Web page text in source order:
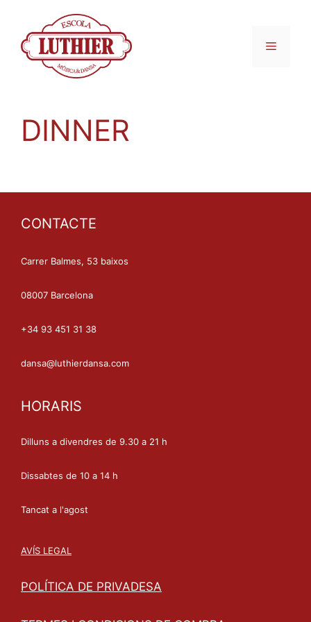
DINNER
CONTACTE
Carrer Balmes, 53 baixos
08007 Barcelona
+34 93 451 31 38
dansa@luthierdansa.com
HORARIS
Dilluns a divendres de 9.30 a 21 h
Dissabtes de 10 a 14 h
Tancat a l'agost
AVÍS LEGAL
POLÍTICA DE PRIVADESA